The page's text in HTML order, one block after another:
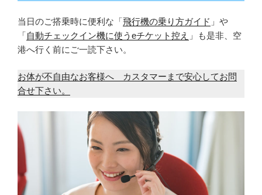
当日のご搭乗時に便利な「飛行機の乗り方ガイド 」や
「自動チェックイン機に使うeチケット控え 」も是非、空
港へ行く前にご一読下さい。
お体が不自由なお客様へ カスタマーまで安心してお問
合せ下さい。